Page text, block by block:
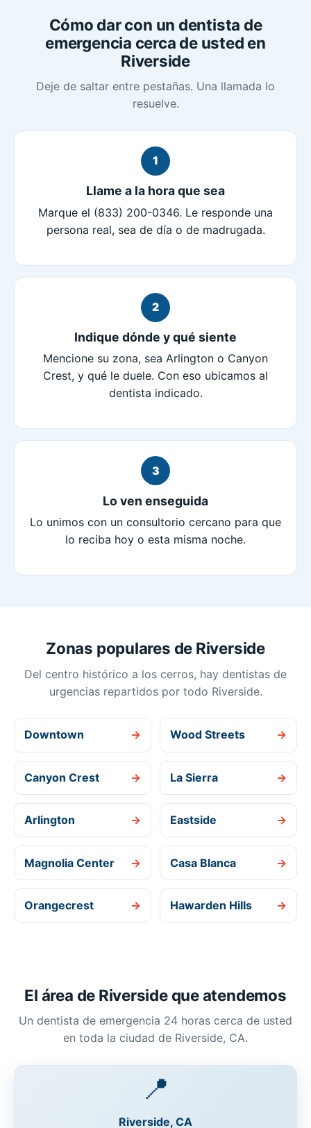
Cómo dar con un dentista de
emergencia cerca de usted en
Riverside
Deje de saltar entre pestañas. Una llamada lo
resuelve.
1
Llame a la hora que sea
Marque el (833) 200-0346. Le responde una
persona real, sea de día o de madrugada.
2
Indique dónde y qué siente
Mencione su zona, sea Arlington o Canyon
Crest, y qué le duele. Con eso ubicamos al
dentista indicado.
3
Lo ven enseguida
Lo unimos con un consultorio cercano para que
lo reciba hoy o esta misma noche.
Zonas populares de Riverside
Del centro histórico a los cerros, hay dentistas de
urgencias repartidos por todo Riverside.
Downtown → Wood Streets →
Canyon Crest → La Sierra →
Arlington → Eastside →
Magnolia Center → Casa Blanca →
Orangecrest → Hawarden Hills →
El área de Riverside que atendemos
Un dentista de emergencia 24 horas cerca de usted
en toda la ciudad de Riverside, CA.
📍
Riverside, CA